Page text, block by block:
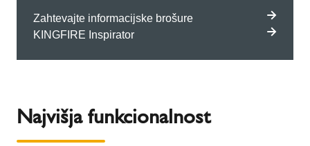
Zahtevajte informacijske brošure
KINGFIRE Inspirator
Najvišja funkcionalnost